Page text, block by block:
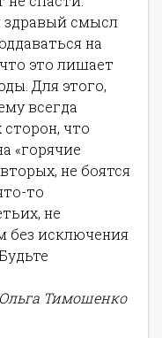
здравый смысл
на
это лишает
Для этого,
всегда
что
«горячие
не боятся
то
не
без исключения
Тимошенко